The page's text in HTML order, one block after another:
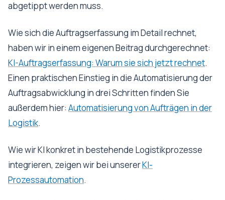
abgetippt werden muss.
Wie sich die Auftragserfassung im Detail rechnet,
haben wir in einem eigenen Beitrag durchgerechnet:
KI-Auftragserfassung: Warum sie sich jetzt rechnet.
Einen praktischen Einstieg in die Automatisierung der
Auftragsabwicklung in drei Schritten finden Sie
außerdem hier: Automatisierung von Aufträgen in der
Logistik.
Wie wir KI konkret in bestehende Logistikprozesse
integrieren, zeigen wir bei unsererKI-
Prozessautomation.